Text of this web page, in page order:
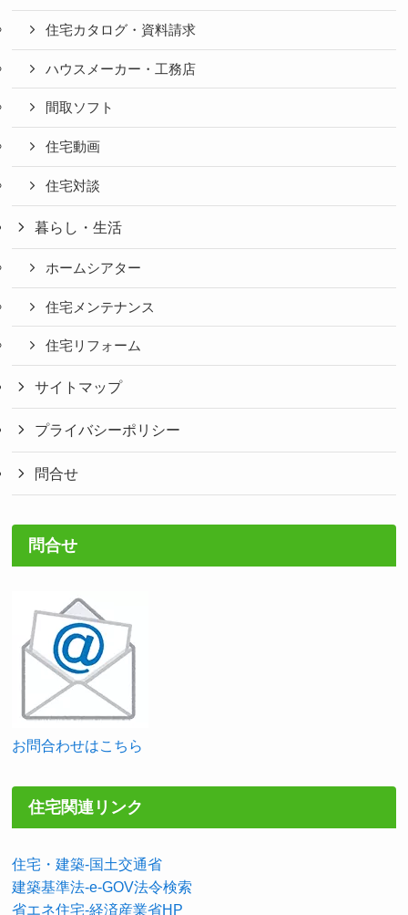
住宅カタログ・資料請求
ハウスメーカー・工務店
間取ソフト
住宅動画
住宅対談
暮らし・生活
ホームシアター
住宅メンテナンス
住宅リフォーム
サイトマップ
プライバシーポリシー
問合せ
問合せ
お問合わせはこちら
住宅関連リンク
住宅・建築-国土交通省
建築基準法-e-GOV法令検索
省エネ住宅-経済産業省HP